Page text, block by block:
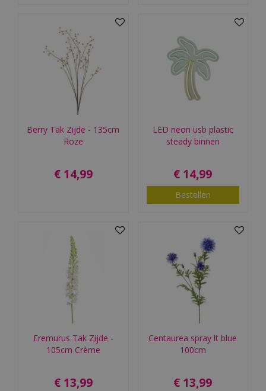
Berry Tak Zijde - 135cm
Roze
€ 14,99
LED neon usb plastic
steady binnen
€ 14,99
Bestellen
Eremurus Tak Zijde -
105cm Crème
€ 13,99
Centaurea spray lt blue
100cm
€ 13,99